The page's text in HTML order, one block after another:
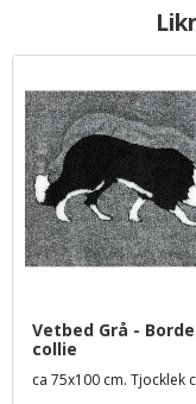
Vetbed Grå -
collie